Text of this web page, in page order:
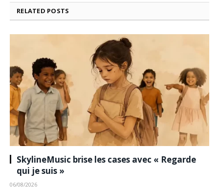
RELATED POSTS
SkylineMusic brise les cases avec « Regarde
qui je suis »
06/08/2026